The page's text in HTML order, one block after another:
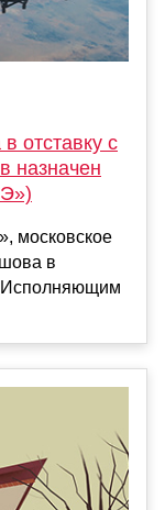
отставку с
назначен
московское
в
Исполняющим